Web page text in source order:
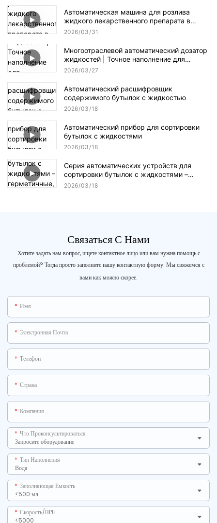
Автоматическая машина для розлива
жидкого лекарственного препарата в
легко разбивающиеся бутылки.
2026 03 31
Многоотраслевой автоматический дозатор
жидкостей | Точное наполнение для
косметики, медицины и пищевой
2026 03 27
Автоматический расшифровщик
содержимого бутылок с жидкостью
2026 03 18
Автоматический прибор для сортировки
бутылок с жидкостями
2026 03 18
Серия автоматических устройств для
сортировки бутылок с жидкостями –
герметичные, соответствующие
2026 03 18
Связаться С Нами
Хотите задать нам вопрос, ищете контактное лицо или вам нужна помощь с
проблемой? Тогда просто заполните нашу контактную форму. Мы свяжемся с
вами как можно скорее.
Имя
Электронная Почта
Телефон
Страна
Компания
Что Проконсультироваться
Тип Наполнения
Заполняющая Емкость
Скорость/BPH